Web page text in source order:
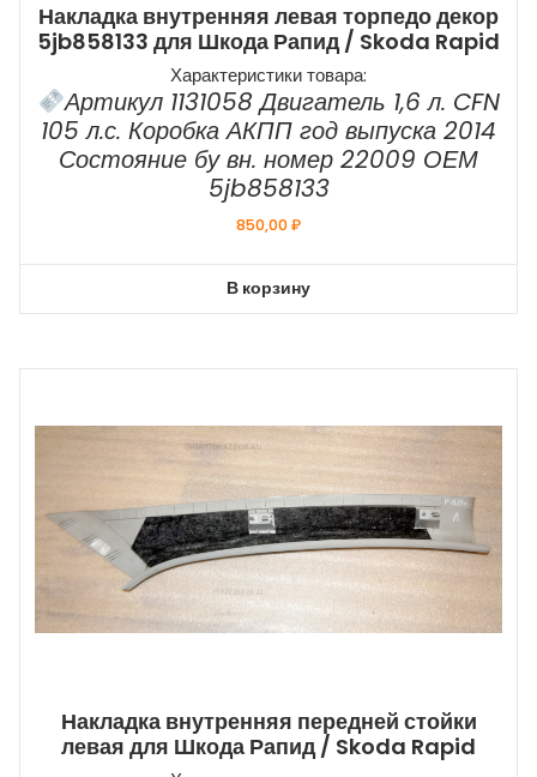
Накладка внутренняя левая торпедо декор
5jb858133 для Шкода Рапид / Skoda Rapid
Характеристики товара:
Артикул 1131058 Двигатель 1,6 л. CFN
105 л.с. Коробка АКПП год выпуска 2014
Состояние бу вн. номер 22009 ОЕМ
5jb858133
850,00₽
В корзину
Накладка внутренняя передней стойки
левая для Шкода Рапид / Skoda Rapid